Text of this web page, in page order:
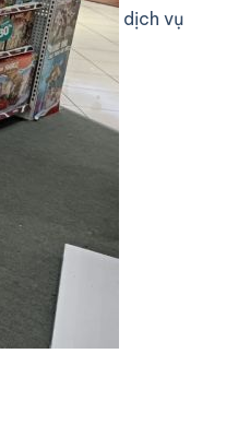
dịch vụ